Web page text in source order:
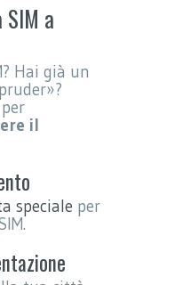
a
Hai già un
il
speciale per